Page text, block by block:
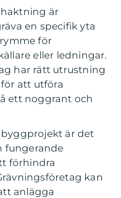
är
en specifik yta
för
eller ledningar.
har rätt utrustning
att utföra
ett noggrant och
är det
fungerande
förhindra
kan
anlägga